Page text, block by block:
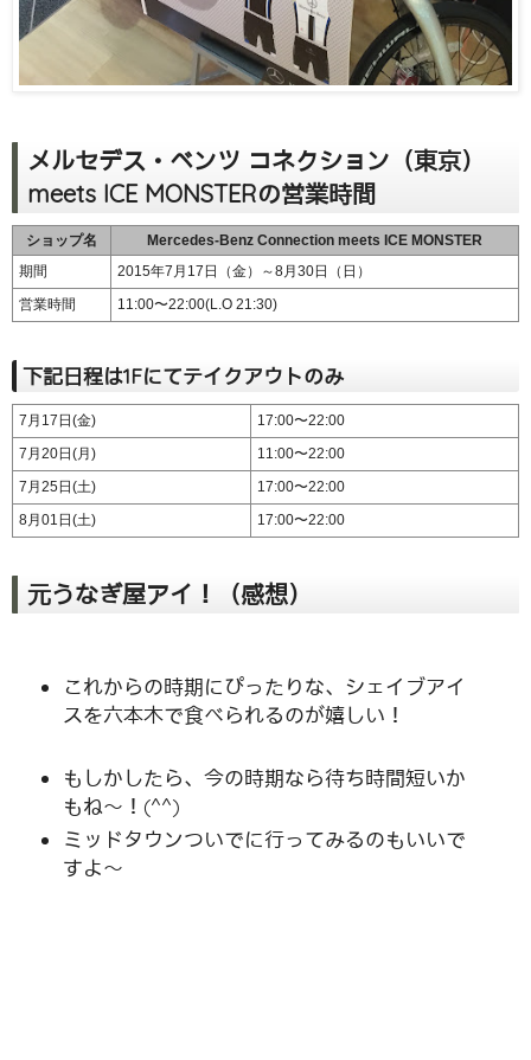
メルセデス・ベンツ コネクション（東京）
meets ICE MONSTERの営業時間
ショップ名
Mercedes-Benz Connection meets ICE MONSTER
期間
2015年7月17日（金）～8月30日（日）
営業時間
11:00〜22:00(L.O 21:30)
下記日程は1Fにてテイクアウトのみ
7月17日(金)
17:00〜22:00
7月20日(月)
11:00〜22:00
7月25日(土)
17:00〜22:00
8月01日(土)
17:00〜22:00
元うなぎ屋アイ！（感想）
これからの時期にぴったりな、シェイブアイ
スを六本木で食べられるのが嬉しい！
もしかしたら、今の時期なら待ち時間短いか
もね〜！(^^)
ミッドタウンついでに行ってみるのもいいで
すよ〜